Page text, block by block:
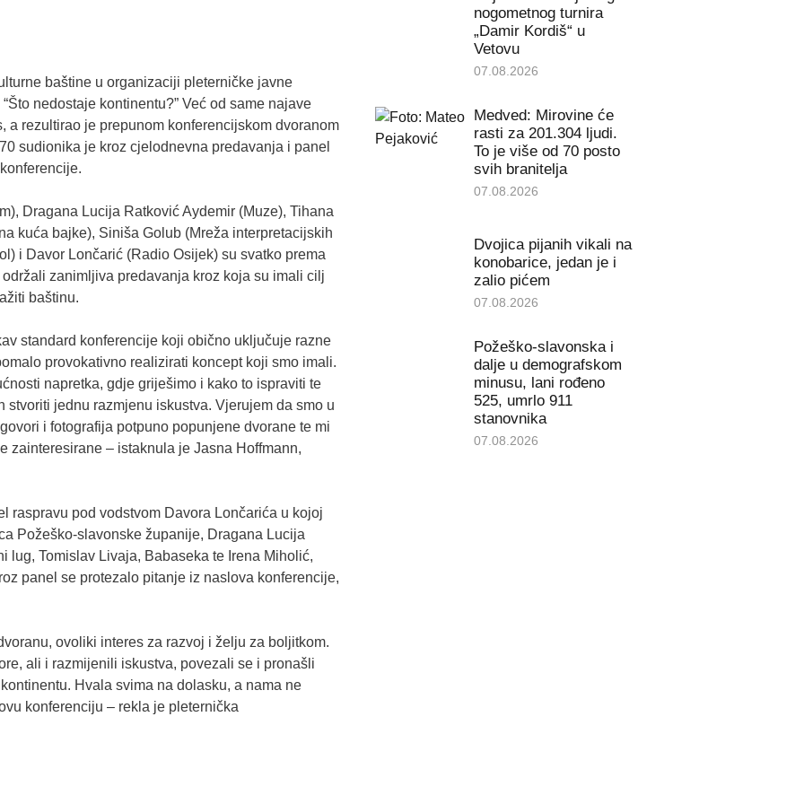
baštine u organizaciji pleterničke javne
nedostaje kontinentu?” Već od same najave
a rezultirao je prepunom konferencijskom dvoranom
sudionika je kroz cjelodnevna predavanja i panel
Dragana Lucija Ratković Aydemir (Muze), Tihana
kuća bajke), Siniša Golub (Mreža interpretacijskih
i Davor Lončarić (Radio Osijek) su svatko prema
zanimljiva predavanja kroz koja su imali cilj
baštinu.
standard konferencije koji obično uključuje razne
provokativno realizirati koncept koji smo imali.
napretka, gdje griješimo i kako to ispraviti te
jednu razmjenu iskustva. Vjerujem da smo u
i fotografija potpuno popunjene dvorane te mi
zainteresirane – istaknula je Jasna Hoffmann,
raspravu pod vodstvom Davora Lončarića u kojoj
Požeško-slavonske županije, Dragana Lucija
lug, Tomislav Livaja, Babaseka te Irena Miholić,
panel se protezalo pitanje iz naslova konferencije,
ovoliki interes za razvoj i želju za boljitkom.
ali i razmijenili iskustva, povezali se i pronašli
Hvala svima na dolasku, a nama ne
konferenciju – rekla je pleternička
nogometnog turnira
„Damir Kordiš“ u
Vetovu
07.08.2026
Medved: Mirovine će
rasti za 201.304 ljudi.
To je više od 70 posto
svih branitelja
07.08.2026
Dvojica pijanih vikali na
konobarice, jedan je i
zalio pićem
07.08.2026
Požeško-slavonska i
dalje u demografskom
minusu, lani rođeno
525, umrlo 911
stanovnika
07.08.2026